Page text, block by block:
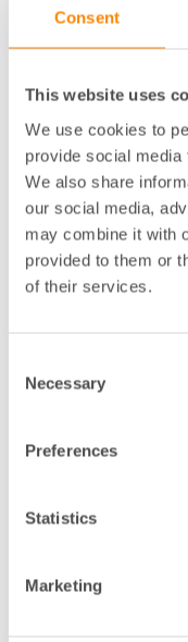
Consent
This website uses
We use cookies to
provide social
We also share
our social media,
may combine it with
provided to them or
of their services.
Selection
Necessary
Preferences
Statistics
Marketing
3
Skicka ut
redovisas.
där
åtgärderna
gärna
4
Skicka ett
kan du
6